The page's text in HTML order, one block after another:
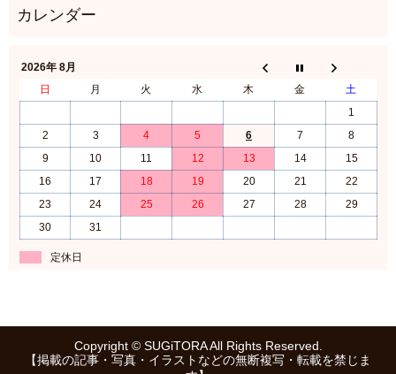
2026年 8月
日
月 火 水 木 金
土
1
2
3 4 5 6 7
8
9
10 11 12 13 14
15
16
17 18 19 20 21
22
23
24 25 26 27 28
29
30
31
定休日
Copyright © SUGiTORA All Rights Reserved.
【掲載の記事・写真・イラストなどの無断複写・転載を禁じま